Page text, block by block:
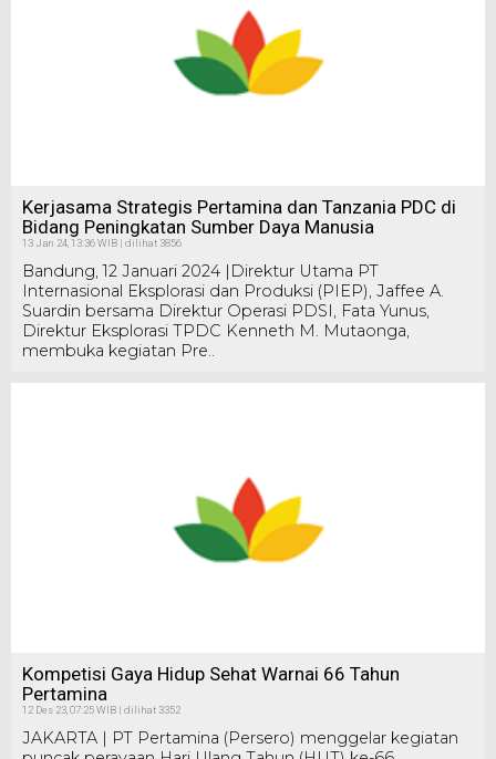
Kerjasama Strategis Pertamina dan Tanzania PDC di
Bidang Peningkatan Sumber Daya Manusia
13 Jan 24, 13:36 WIB | dilihat 3856
Bandung, 12 Januari 2024 |Direktur Utama PT
Internasional Eksplorasi dan Produksi (PIEP), Jaffee A.
Suardin bersama Direktur Operasi PDSI, Fata Yunus,
Direktur Eksplorasi TPDC Kenneth M. Mutaonga,
membuka kegiatan Pre..
Kompetisi Gaya Hidup Sehat Warnai 66 Tahun
Pertamina
12 Des 23, 07:25 WIB | dilihat 3352
JAKARTA | PT Pertamina (Persero) menggelar kegiatan